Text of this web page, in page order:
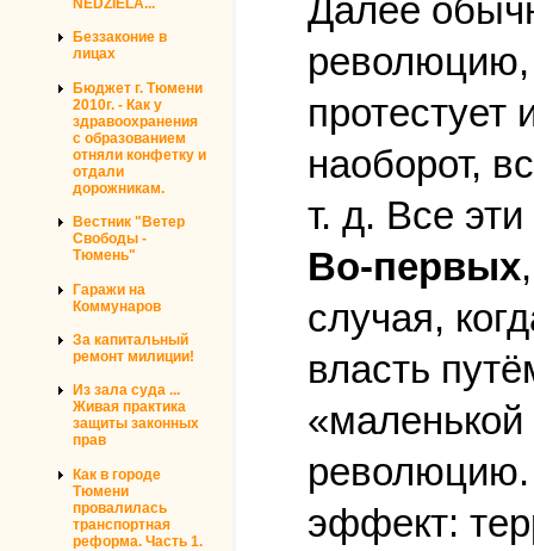
NEDZIELA...
Беззаконие в
лицах
Бюджет г. Тюмени
2010г. - Как у
здравоохранения
с образованием
отняли конфетку и
отдали
дорожникам.
Вестник "Ветер
Свободы -
Тюмень"
Гаражи на
Коммунаров
За капитальный
ремонт милиции!
Из зала суда ...
Живая практика
защиты законных
прав
Как в городе
Тюмени
провалилась
транспортная
реформа. Часть 1.
Далее
революцию,
наоборот,
т. д. Все
Во-первых
случая,
власть
революцию.
эффект: